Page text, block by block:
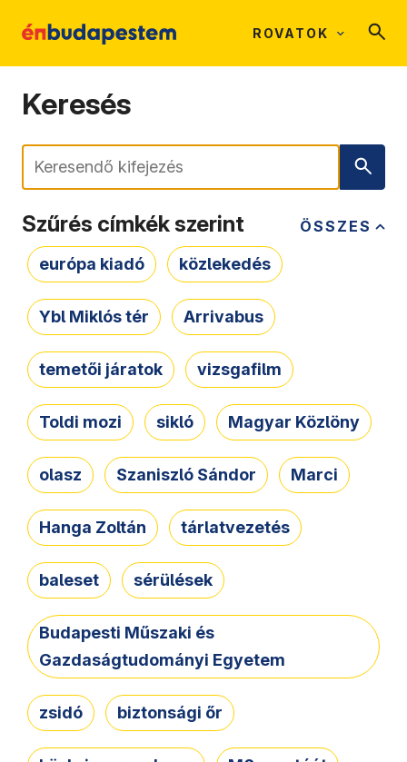
ROVATOK
Keresés
Keresés
ÖSSZES
Szűrés címkék szerint
európa kiadó közlekedés
Ybl Miklós tér Arrivabus
temetői járatok vizsgafilm
Toldi mozi sikló Magyar Közlöny
olasz Szaniszló Sándor Marci
Hanga Zoltán tárlatvezetés
baleset sérülések
Budapesti Műszaki és
Gazdaságtudományi Egyetem
zsidó biztonsági őr